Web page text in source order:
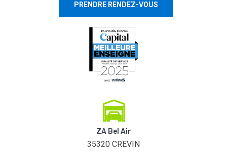
PRENDRE RENDEZ-VOUS
ZA Bel Air
35320 CREVIN